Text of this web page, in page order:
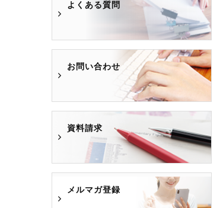
よくある質問
お問い合わせ
資料請求
メルマガ登録